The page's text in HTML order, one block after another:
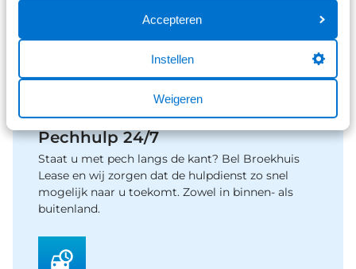
Accepteren
Instellen
Weigeren
van het private leasecontract. Het leasebedrag is
gebaseerd op het wegenbelastingtarief van 2026.
Pechhulp 24/7
Staat u met pech langs de kant? Bel Broekhuis
Lease en wij zorgen dat de hulpdienst zo snel
mogelijk naar u toekomt. Zowel in binnen- als
buitenland.